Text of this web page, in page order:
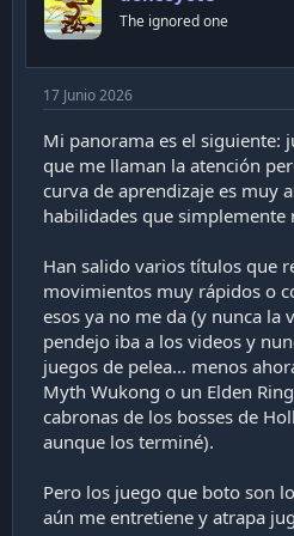
empresa, las posibilidades
expotencialmente:
(el de la firma), y con una
conseguir prestada en el
con un cliente que la tenía por
Cores CUDA, y no la estaba
devolví, y ahora tengo mi
- A principios de 2022, llegó
OLED de 55" a mi living... ya
jugar en el living y en mi
- A mediados de 2023, una
Challenge
Me he tenido que aguantar
cosas. Lo que alcancé a
parlantes, control Elite, etc.
...para qué? Para sentir lo
fines de 2005:solo entro a
n
s
The ignored one
17 Junio 2026
Mi panorama es el siguiente:
que me llaman la atención
curva de aprendizaje es muy
habilidades que simplemente
Han salido varios títulos que
movimientos muy rápidos o
esos ya no me da (y nunca la
pendejo iba a los videos y
juegos de pelea... menos
Myth Wukong o un Elden
cabronas de los bosses de
aunque los terminé).
Pero los juego que boto son
aún me entretiene y atrapa